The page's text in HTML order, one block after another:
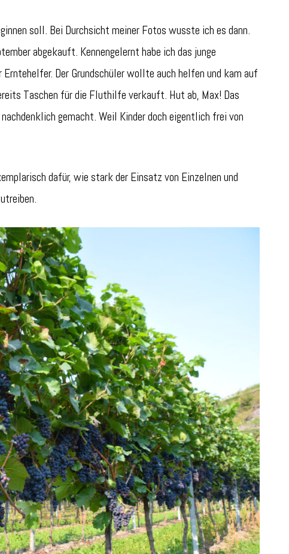
soll. Bei Durchsicht meiner Fotos wusste ich es dann.
abgekauft. Kennengelernt habe ich das junge
Der Grundschüler wollte auch helfen und kam auf
Taschen für die Fluthilfe verkauft. Hut ab, Max! Das
gemacht. Weil Kinder doch eigentlich frei von
dafür, wie stark der Einsatz von Einzelnen und